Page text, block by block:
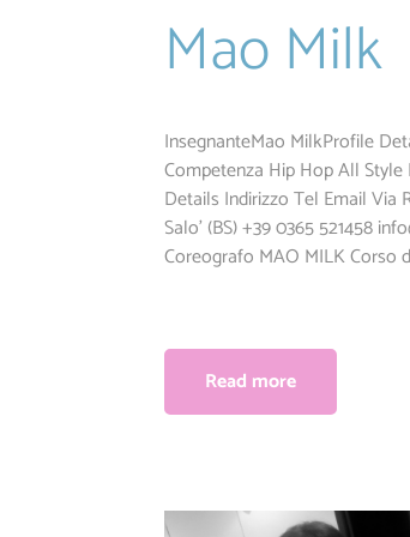
Mao Milk
InsegnanteMao MilkProfile
Competenza Hip Hop All Style
Details Indirizzo Tel Email Via
Salo' (BS) +39 0365 521458
Coreografo MAO MILK Corso
Read more